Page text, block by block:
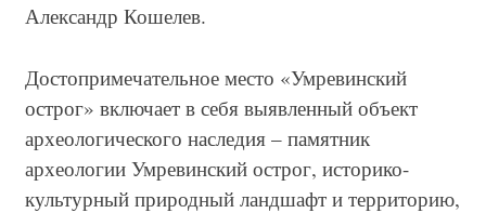
Александр Кошелев.
Достопримечательное место «Умревинский
острог» включает в себя выявленный объект
археологического наследия – памятник
археологии Умревинский острог, историко-
культурный природный ландшафт и территорию,